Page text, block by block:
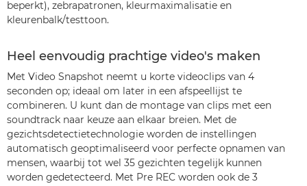
beperkt), zebrapatronen, kleurmaximalisatie en
kleurenbalk/testtoon.
Heel eenvoudig prachtige video's maken
Met Video Snapshot neemt u korte videoclips van 4
seconden op; ideaal om later in een afspeellijst te
combineren. U kunt dan de montage van clips met een
soundtrack naar keuze aan elkaar breien. Met de
gezichtsdetectietechnologie worden de instellingen
automatisch geoptimaliseerd voor perfecte opnamen van
mensen, waarbij tot wel 35 gezichten tegelijk kunnen
worden gedetecteerd. Met Pre REC worden ook de 3